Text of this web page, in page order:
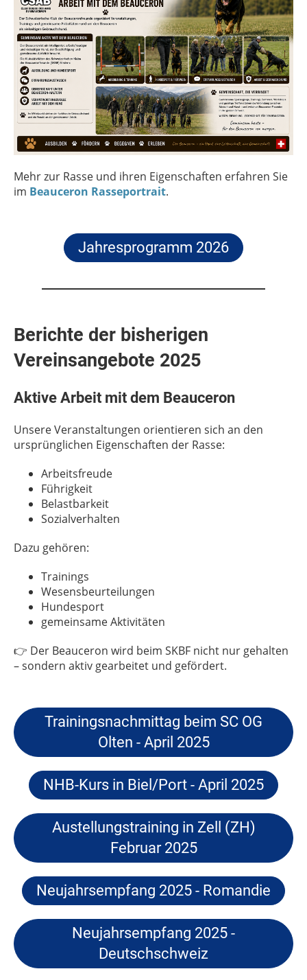
Mehr zur Rasse und ihren Eigenschaften erfahren Sie
im Beauceron Rasseportrait.
Jahresprogramm 2026
Berichte der bisherigen
Vereinsangebote 2025
Aktive Arbeit mit dem Beauceron
Unsere Veranstaltungen orientieren sich an den
ursprünglichen Eigenschaften der Rasse:
Arbeitsfreude
Führigkeit
Belastbarkeit
Sozialverhalten
Dazu gehören:
Trainings
Wesensbeurteilungen
Hundesport
gemeinsame Aktivitäten
👉 Der Beauceron wird beim SKBF nicht nur gehalten
– sondern aktiv gearbeitet und gefördert.
Trainingsnachmittag beim SC OG
Olten - April 2025
NHB-Kurs in Biel/Port - April 2025
Austellungstraining in Zell (ZH)
Februar 2025
Neujahrsempfang 2025 - Romandie
Neujahrsempfang 2025 -
Deutschschweiz